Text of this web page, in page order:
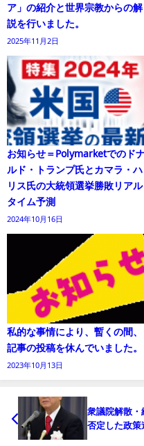
ア」の紹介と世界宗教からの解
説を行いました。
2025年11月2日
お知らせ＝Polymarketでのド
ルド・トランプ氏とカマラ・ハ
リス氏の大統領選挙勝敗リアル
タイム予測
2024年10月16日
私的な事情により、暫くの間、
記事の投稿を休んでいました。
2023年10月13日
衆議院解散
否定した政策